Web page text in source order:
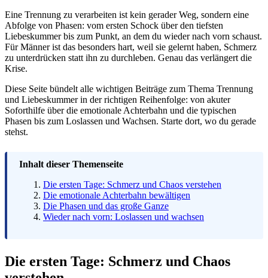
Eine Trennung zu verarbeiten ist kein gerader Weg, sondern eine
Abfolge von Phasen: vom ersten Schock über den tiefsten
Liebeskummer bis zum Punkt, an dem du wieder nach vorn schaust.
Für Männer ist das besonders hart, weil sie gelernt haben, Schmerz
zu unterdrücken statt ihn zu durchleben. Genau das verlängert die
Krise.
Diese Seite bündelt alle wichtigen Beiträge zum Thema Trennung
und Liebeskummer in der richtigen Reihenfolge: von akuter
Soforthilfe über die emotionale Achterbahn und die typischen
Phasen bis zum Loslassen und Wachsen. Starte dort, wo du gerade
stehst.
Inhalt dieser Themenseite
Die ersten Tage: Schmerz und Chaos verstehen
Die emotionale Achterbahn bewältigen
Die Phasen und das große Ganze
Wieder nach vorn: Loslassen und wachsen
Die ersten Tage: Schmerz und Chaos